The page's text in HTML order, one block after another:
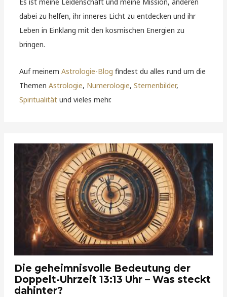
Es ist meine Leidenschaft und meine Mission, anderen
dabei zu helfen, ihr inneres Licht zu entdecken und ihr
Leben in Einklang mit den kosmischen Energien zu
bringen.
Auf meinemAstrologie-Blog findest du alles rund um die
ThemenAstrologie, Numerologie,Sternenbilder,
Spiritualität und vieles mehr.
Die geheimnisvolle Bedeutung der
Doppelt-Uhrzeit 13:13 Uhr – Was steckt
dahinter?